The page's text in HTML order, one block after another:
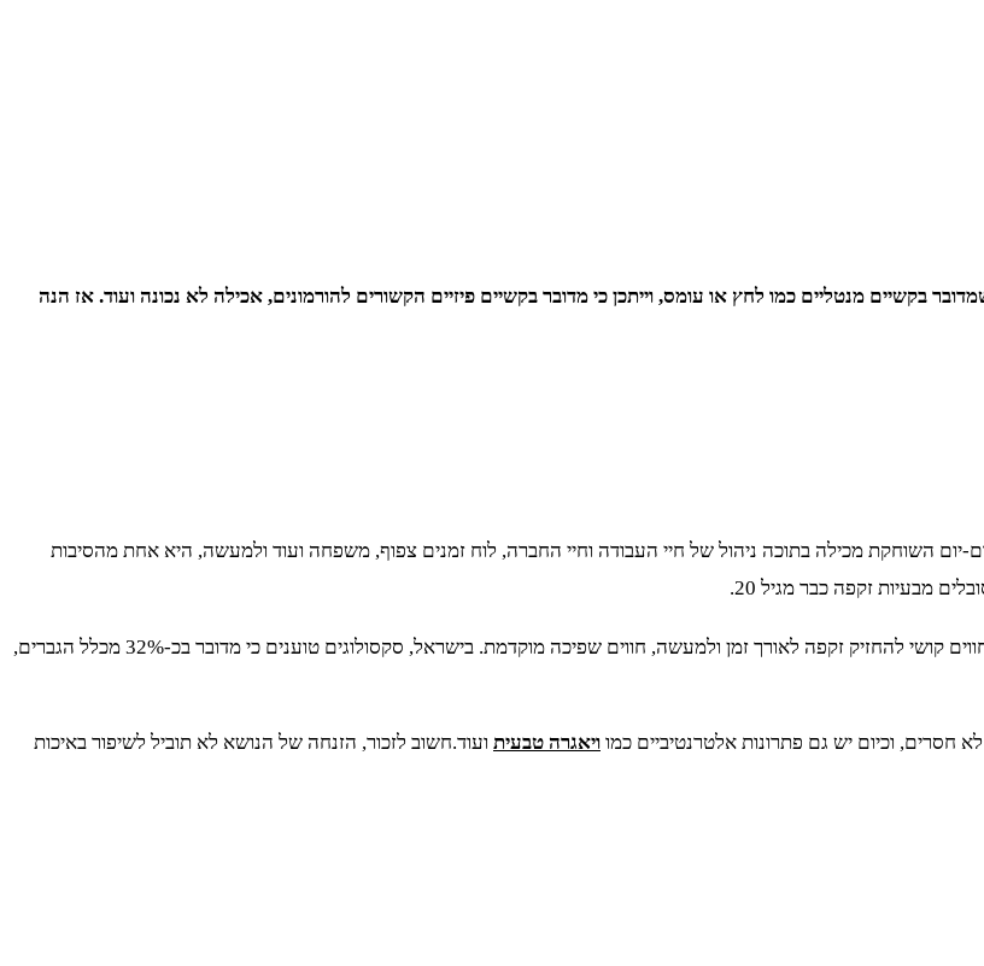
בקשיים מנטליים כמו לחץ או עומס, וייתכן כי מדובר בקשיים פיזיים הקשורים להורמונים, אכילה לא נכונה ועוד. אז הנה
יום השוחקת מכילה בתוכה ניהול של חיי העבודה וחיי החברה, לוח זמנים צפוף, משפחה ועוד ולמעשה, היא אחת מהסיבות
במחקר שערכו באוניברסיטת בולטימור, כמחצית מכלל הגברים הנבדקים הודו שהם חווים קושי להחזיק זקפה לאורך זמן ולמעשה, חווים שפיכה מוקדמת. בישראל, סקסולוגים טוענים כי מדובר בכ-32% מכלל הגברים,
חסרים, וכיום יש גם פתרונות אלטרנטיביים כמו ויאגרה טבעית ועוד.חשוב לזכור, הזנחה של הנושא לא תוביל לשיפור באיכות